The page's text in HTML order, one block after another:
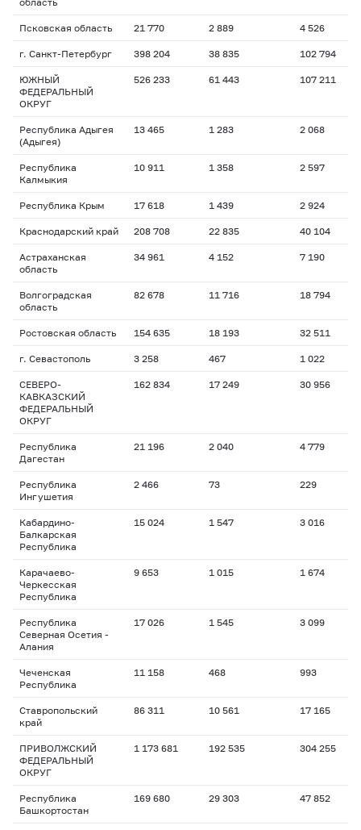
Псковская область 21 770 2 889 4 526
г. Санкт-Петербург 398 204 38 835 102 794
ЮЖНЫЙ
ФЕДЕРАЛЬНЫЙ
ОКРУГ
526 233 61 443 107 211
Республика Адыгея
(Адыгея)
13 465 1 283 2 068
Республика
Калмыкия
10 911 1 358 2 597
Республика Крым 17 618 1 439 2 924
Краснодарский край 208 708 22 835 40 104
Астраханская
область
34 961 4 152 7 190
Волгоградская
область
82 678 11 716 18 794
Ростовская область 154 635 18 193 32 511
г. Севастополь 3 258 467 1 022
СЕВЕРО-
КАВКАЗСКИЙ
ФЕДЕРАЛЬНЫЙ
ОКРУГ
162 834 17 249 30 956
Республика
Дагестан
21 196 2 040 4 779
Республика
Ингушетия
2 466 73 229
Кабардино-
Балкарская
Республика
15 024 1 547 3 016
Карачаево-
Черкесская
Республика
9 653 1 015 1 674
Республика
Северная Осетия -
Алания
17 026 1 545 3 099
Чеченская
Республика
11 158 468 993
Ставропольский
край
86 311 10 561 17 165
ПРИВОЛЖСКИЙ
ФЕДЕРАЛЬНЫЙ
ОКРУГ
1 173 681 192 535 304 255
Республика
Башкортостан
169 680 29 303 47 852